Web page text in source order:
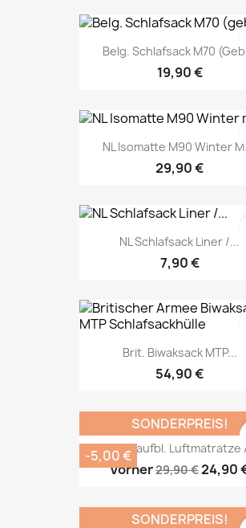
Belg. Schlafsack M70
19,90 €
NL Isomatte M90 Winter
29,90 €
NL Schlafsack Liner /...
7,90 €
Brit. Biwaksack MTP...
54,90 €
Selbstaufbl. Luftmatratze
Vorher29,90 €24,90
SONDERPREIS!
-5,00 €
SONDERPREIS!